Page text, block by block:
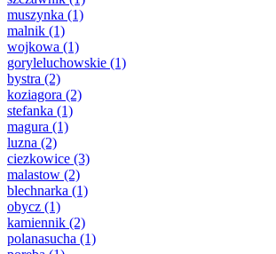
muszynka (1)
malnik (1)
wojkowa (1)
goryleluchowskie (1)
bystra (2)
koziagora (2)
stefanka (1)
magura (1)
luzna (2)
ciezkowice (3)
malastow (2)
blechnarka (1)
obycz (1)
kamiennik (2)
polanasucha (1)